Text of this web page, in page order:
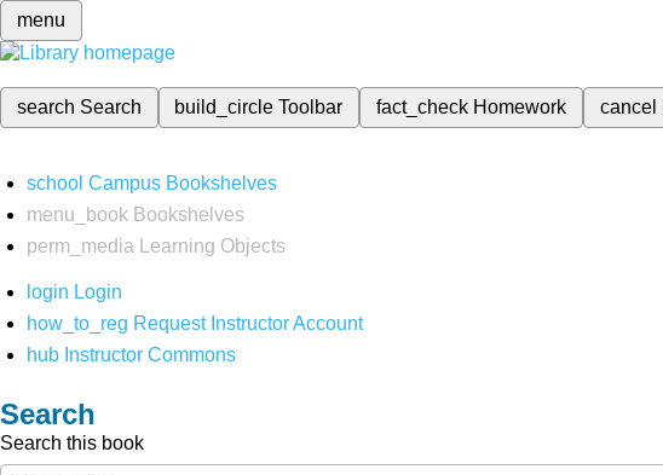
menu
search Search build_circleToolbar fact_check Homework cancel
school Campus Bookshelves
menu_book Bookshelves
perm_media
Learning Objects
login Login
how_to_reg Request Instructor Account
hub Instructor Commons
Search
Search this book